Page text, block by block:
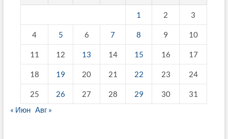
1 2 3
4 5 6 7 8 9 10
11 12 13 14 15 16 17
18 19 20 21 22 23 24
25 26 27 28 29 30
31
« Июн Авг »